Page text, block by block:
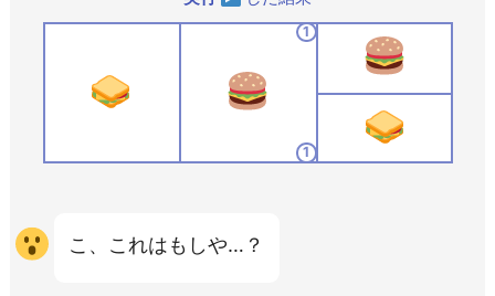
1
1
こ、これはもしや…？